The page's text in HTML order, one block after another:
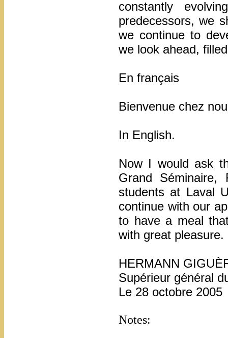
constantly
predecessors, we
we continue to
we look ahead,
En français
Bienvenue chez
In English.
Now I would ask
Grand
students at Laval
continue with our
to have a meal
with great pleasure.
HERMANN
Supérieur général
Le 28 octobre 2005
Notes: